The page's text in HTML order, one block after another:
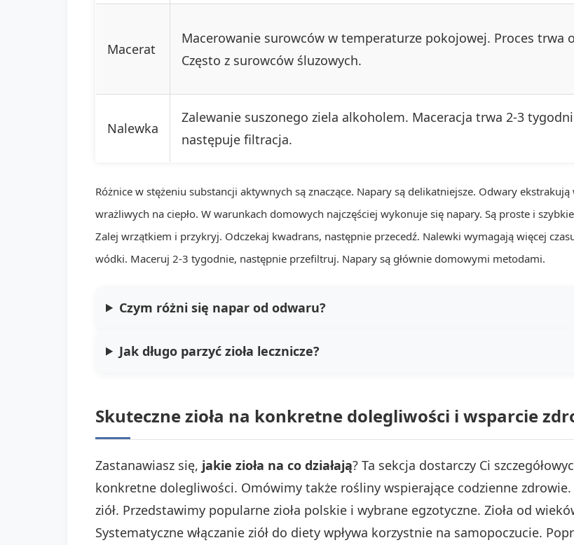
Macerat
Macerowanie surowców w temperaturze pokojowej. Proces trwa
Często z surowców śluzowych.
Nalewka
Zalewanie suszonego ziela alkoholem. Maceracja trwa 2-3
następuje filtracja.
Różnice w stężeniu substancji aktywnych są znaczące. Napary są delikatniejsze. Odwary
wrażliwych na ciepło. W warunkach domowych najczęściej wykonuje się napary. Są proste i
Zalej wrzątkiem i przykryj. Odczekaj kwadrans, następnie przecedź. Nalewki wymagają więcej
wódki. Maceruj 2-3 tygodnie, następnie przefiltruj. Napary są głównie domowymi metodami.
Czym różni się napar od odwaru?
Jak długo parzyć zioła lecznicze?
Skuteczne zioła na konkretne dolegliwości i wsparcie
Zastanawiasz się, jakie zioła na co działają? Ta sekcja dostarczy Ci
konkretne dolegliwości. Omówimy także rośliny wspierające codzienne
ziół. Przedstawimy popularne zioła polskie i wybrane egzotyczne. Zioła od
Systematyczne włączanie ziół do diety wpływa korzystnie na samopoczucie.